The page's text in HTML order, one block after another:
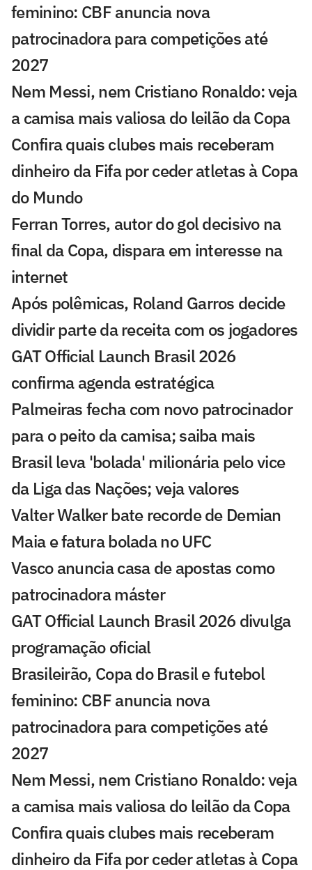
feminino: CBF anuncia nova
patrocinadora para competições até
2027
Nem Messi, nem Cristiano Ronaldo: veja
a camisa mais valiosa do leilão da Copa
Confira quais clubes mais receberam
dinheiro da Fifa por ceder atletas à Copa
do Mundo
Ferran Torres, autor do gol decisivo na
final da Copa, dispara em interesse na
internet
Após polêmicas, Roland Garros decide
dividir parte da receita com os jogadores
GAT Official Launch Brasil 2026
confirma agenda estratégica
Palmeiras fecha com novo patrocinador
para o peito da camisa; saiba mais
Brasil leva 'bolada' milionária pelo vice
da Liga das Nações; veja valores
Valter Walker bate recorde de Demian
Maia e fatura bolada no UFC
Vasco anuncia casa de apostas como
patrocinadora máster
GAT Official Launch Brasil 2026 divulga
programação oficial
Brasileirão, Copa do Brasil e futebol
feminino: CBF anuncia nova
patrocinadora para competições até
2027
Nem Messi, nem Cristiano Ronaldo: veja
a camisa mais valiosa do leilão da Copa
Confira quais clubes mais receberam
dinheiro da Fifa por ceder atletas à Copa